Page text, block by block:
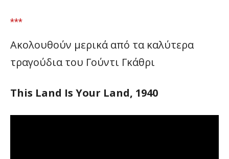
***
Ακολουθούν μερικά από τα καλύτερα
τραγούδια του Γούντι Γκάθρι
This Land Is Your Land, 1940